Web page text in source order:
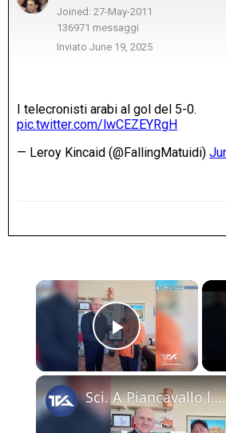
Joined: 27-May-2011
136971 messaggi
Inviato June 19, 2025
×
Play Video
Sci. A Piancavallo le gare di "Coppa Sicilia 2026", "Coppa Adrano” e “Memorial Pippo Maccarrone". O